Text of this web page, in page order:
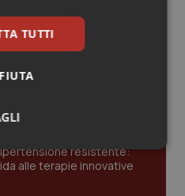
da QS Pro
infrastrutture,
resistente:
alle terapie innovative
TUTTI
Marketing